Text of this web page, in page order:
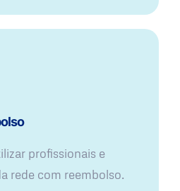
profissionais e
rede com reembolso.